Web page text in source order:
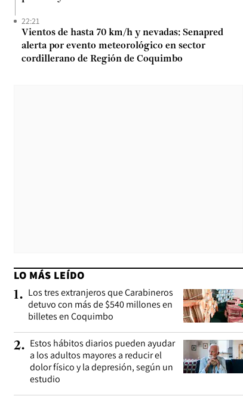
22:21
Vientos de hasta 70 km/h y nevadas: Senapred
alerta por evento meteorológico en sector
cordillerano de Región de Coquimbo
LO MÁS LEÍDO
1. Los tres extranjeros que Carabineros
detuvo con más de $540 millones en
billetes en Coquimbo
2. Estos hábitos diarios pueden ayudar
a los adultos mayores a reducir el
dolor físico y la depresión, según un
estudio